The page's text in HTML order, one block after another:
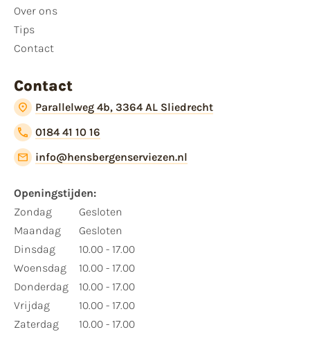
Over ons
Tips
Contact
Contact
Parallelweg 4b, 3364 AL Sliedrecht
0184 41 10 16
info@hensbergenserviezen.nl
Openingstijden:​
​Zondag
Maandag
Dinsdag
Woensdag
Donderdag
Vrijdag
Zaterdag
Gesloten
Gesloten
10.00 - 17.00
10.00 - 17.00
10.00 - 17.00
10.00 - 17.00
10.00 - 17.00